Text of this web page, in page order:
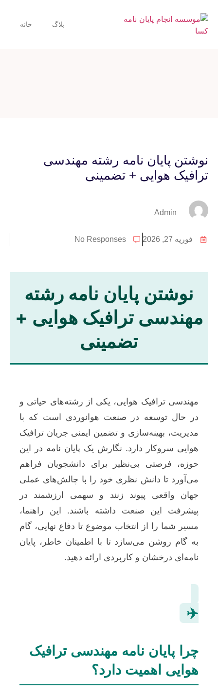
خانه بلاگ
نوشتن پایان نامه رشته مهندسی
ترافیک هوایی + تضمینی
Admin
فوریه 27, 2026 No Responses
نوشتن پایان نامه رشته
مهندسی ترافیک هوایی +
تضمینی
مهندسی ترافیک هوایی، یکی از رشته‌های حیاتی و
در حال توسعه در صنعت هوانوردی است که با
مدیریت، بهینه‌سازی و تضمین ایمنی جریان ترافیک
هوایی سروکار دارد. نگارش یک پایان نامه در این
حوزه، فرصتی بی‌نظیر برای دانشجویان فراهم
می‌آورد تا دانش نظری خود را با چالش‌های عملی
جهان واقعی پیوند زنند و سهمی ارزشمند در
پیشرفت این صنعت داشته باشند. این راهنما،
مسیر شما را از انتخاب موضوع تا دفاع نهایی، گام
به گام روشن می‌سازد تا با اطمینان خاطر، پایان
نامه‌ای درخشان و کاربردی ارائه دهید.
✈️
چرا پایان نامه مهندسی ترافیک
هوایی اهمیت دارد؟